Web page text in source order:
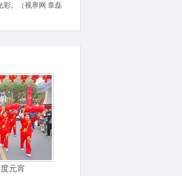
彩。（视界网 章磊
元宵